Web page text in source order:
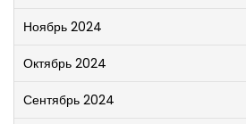
Ноябрь 2024
Октябрь 2024
Сентябрь 2024